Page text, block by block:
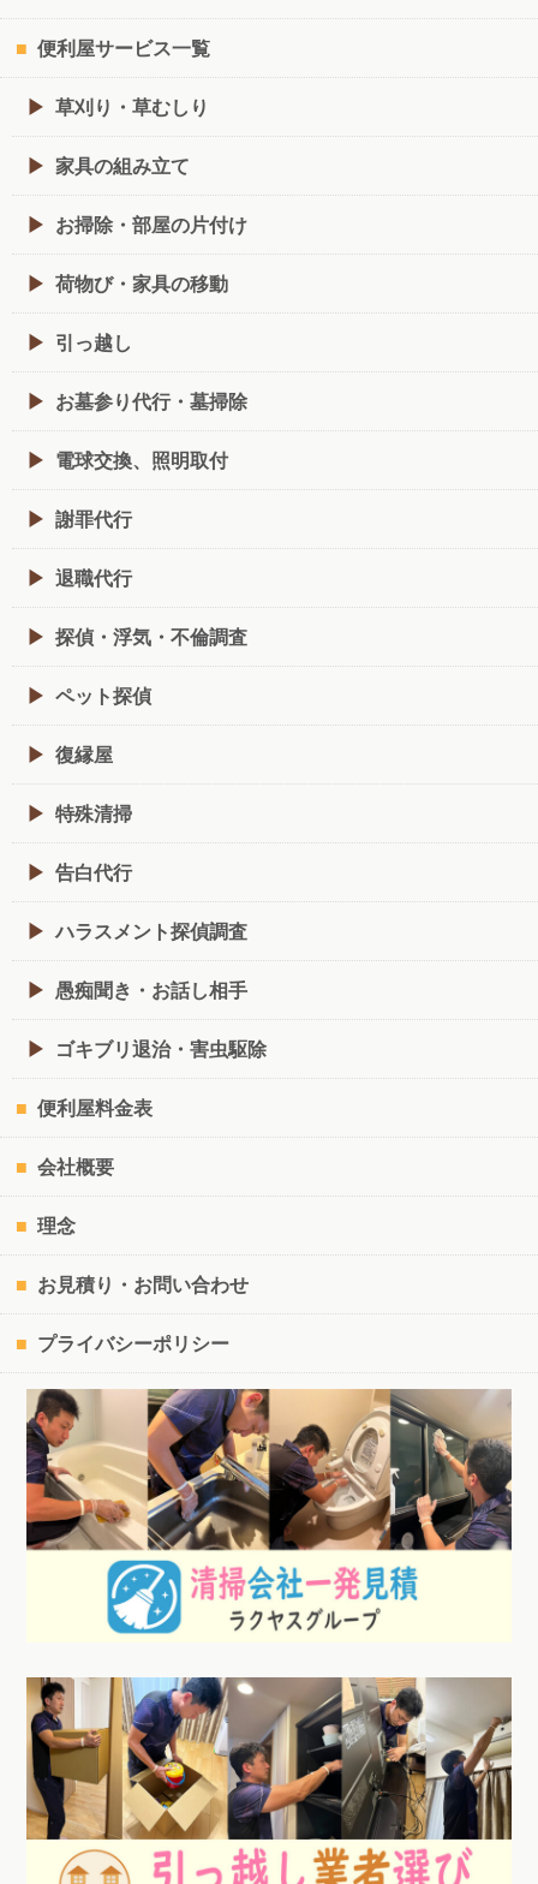
便利屋サービス一覧
草刈り・草むしり
家具の組み立て
お掃除・部屋の片付け
荷物び・家具の移動
引っ越し
お墓参り代行・墓掃除
電球交換、照明取付
謝罪代行
退職代行
探偵・浮気・不倫調査
ペット探偵
復縁屋
特殊清掃
告白代行
ハラスメント探偵調査
愚痴聞き・お話し相手
ゴキブリ退治・害虫駆除
便利屋料金表
会社概要
理念
お見積り・お問い合わせ
プライバシーポリシー